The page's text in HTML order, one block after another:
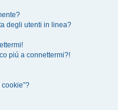
degli utenti in linea?
piú a connettermi?!